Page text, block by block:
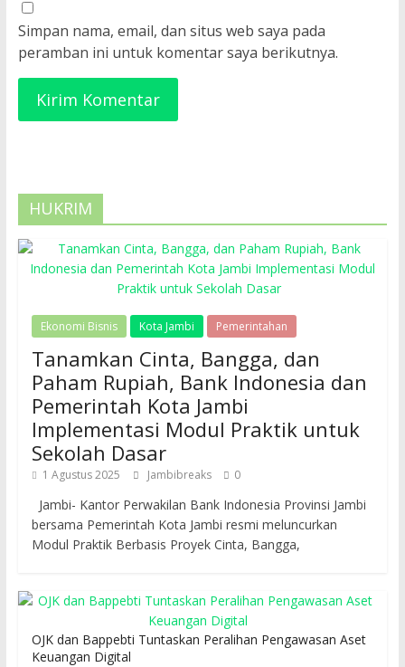
Simpan nama, email, dan situs web saya pada
peramban ini untuk komentar saya berikutnya.
HUKRIM
Ekonomi Bisnis Kota Jambi Pemerintahan
Tanamkan Cinta, Bangga, dan
Paham Rupiah, Bank Indonesia dan
Pemerintah Kota Jambi
Implementasi Modul Praktik untuk
Sekolah Dasar
1 Agustus 2025 Jambibreaks 0
Jambi- Kantor Perwakilan Bank Indonesia Provinsi Jambi
bersama Pemerintah Kota Jambi resmi meluncurkan
Modul Praktik Berbasis Proyek Cinta, Bangga,
OJK dan Bappebti Tuntaskan Peralihan Pengawasan Aset
Keuangan Digital